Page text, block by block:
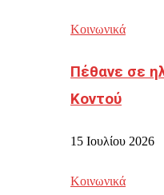
Κοινωνικά
Πέθανε σε
Κοντού
15 Ιουλίου 2026
Κοινωνικά